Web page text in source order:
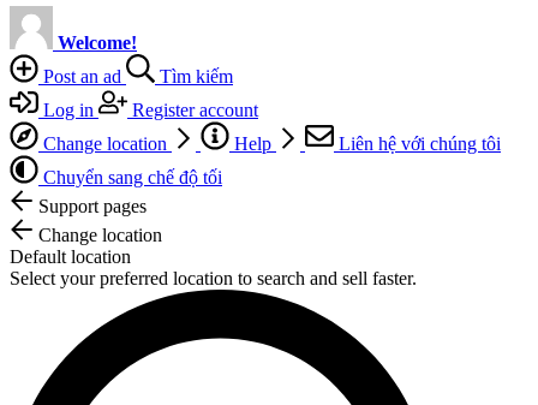
Welcome!
Post an ad
Tìm kiếm
Log in
Register account
Change location
Help
Liên hệ với chúng tôi
Chuyển sang chế độ tối
Support pages
Change location
Default location
Select your preferred location to search and sell faster.